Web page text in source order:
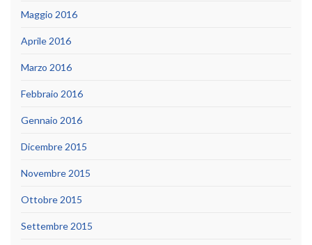
Maggio 2016
Aprile 2016
Marzo 2016
Febbraio 2016
Gennaio 2016
Dicembre 2015
Novembre 2015
Ottobre 2015
Settembre 2015